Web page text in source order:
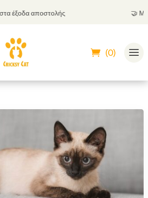
έξοδα αποστολής
(0)